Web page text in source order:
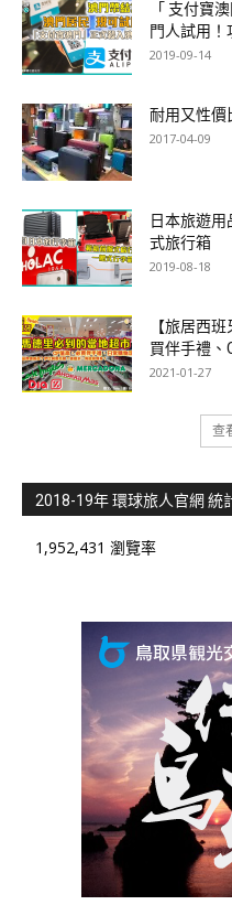
「 支付寶
門人試用！
2019-09-14
耐用又性價
2017-04-09
日本旅遊用
式旅行箱
2019-08-18
【旅居西
買伴手禮、
2021-01-27
查
2018-19年 環球旅人官網 統
1,952,431 瀏覽率